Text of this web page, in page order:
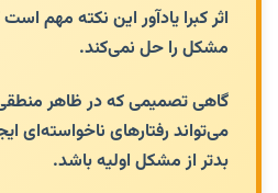
اثر کبرا یادآور این نکته مهم
مشکل را حل نمی‌کند.
گاهی تصمیمی که در ظاهر
می‌تواند رفتارهای ناخواسته‌ای
بدتر از مشکل اولیه باشد.